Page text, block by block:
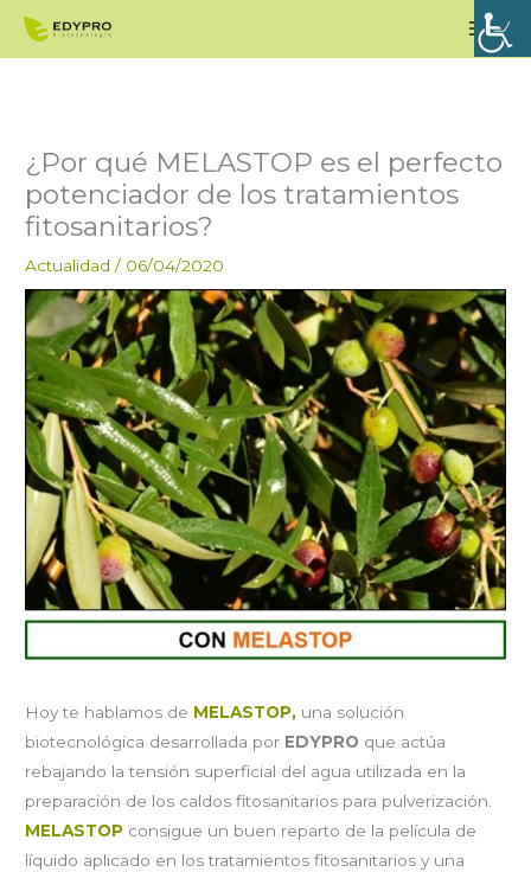
¿Por qué MELASTOP es el perfecto
potenciador de los tratamientos
fitosanitarios?
Actualidad / 06/04/2020
Hoy te hablamos de MELASTOP, una solución
biotecnológica desarrollada por EDYPRO que actúa
rebajando la tensión superficial del agua utilizada en la
preparación de los caldos fitosanitarios para pulverización.
MELASTOP consigue un buen reparto de la película de
líquido aplicado en los tratamientos fitosanitarios y una